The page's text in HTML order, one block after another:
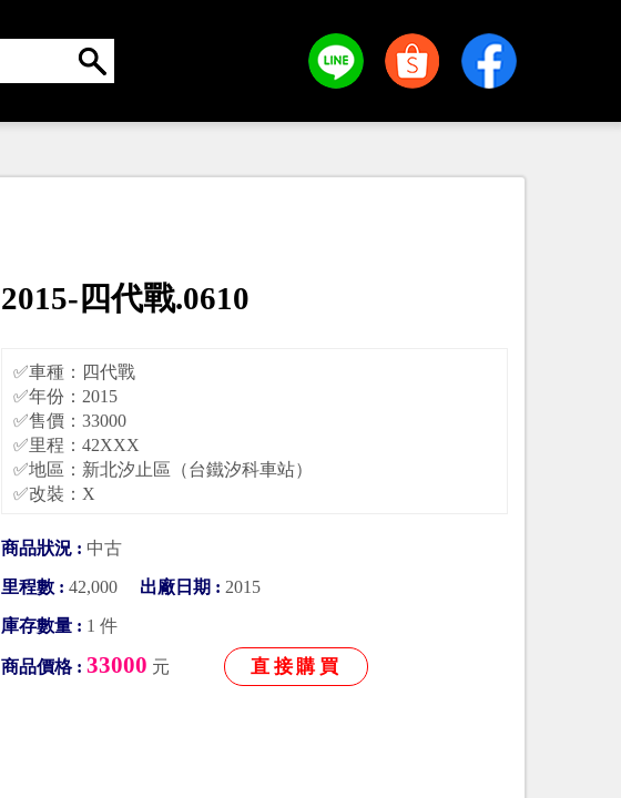
2015-四代戰.0610
✅車種：四代戰
✅年份：2015
✅售價：33000
✅里程：42XXX
✅地區：新北汐止區（台鐵汐科車站）
✅改裝：X
商品狀況 : 中古
里程數 : 42,000 出廠日期 : 2015
庫存數量 : 1 件
商品價格 : 33000 元 直接購買